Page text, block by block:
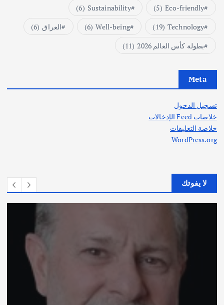
Eco-friendly
(5)
Sustainability
(6)
Technology
(19)
Well-being
(6) العراق (6)
بطولة كأس العالم 2026
(11)
Meta
تسجيل الدخول
خلاصات Feed الإدخالات
خلاصة التعليقات
WordPress.org
لا يفوتك